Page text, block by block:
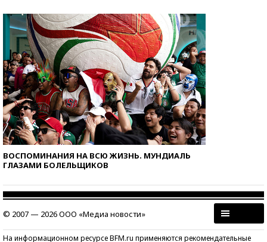
ВОСПОМИНАНИЯ НА ВСЮ ЖИЗНЬ. МУНДИАЛЬ
ГЛАЗАМИ БОЛЕЛЬЩИКОВ
© 2007 — 2026 ООО «Медиа новости»
На информационном ресурсе BFM.ru применяются рекомендательные